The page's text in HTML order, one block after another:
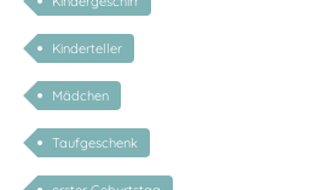
Kinderteller
Mädchen
Taufgeschenk